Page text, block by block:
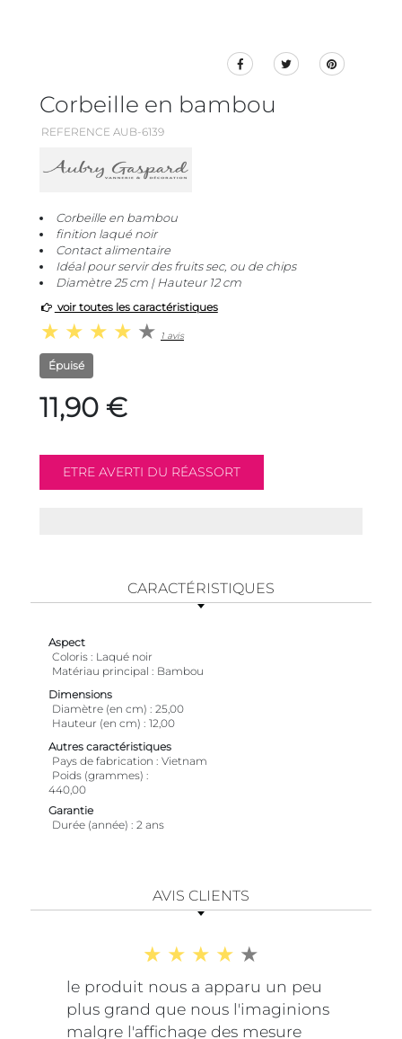
Corbeille en bambou
REFERENCE AUB-6139
Corbeille en bambou
finition laqué noir
Contact alimentaire
Idéal pour servir des fruits sec, ou de chips
Diamètre 25 cm | Hauteur 12 cm
voir toutes les caractéristiques
1 avis
Épuisé
11,90 €
CARACTÉRISTIQUES
Aspect
Coloris
Laqué noir
Matériau principal
Bambou
Dimensions
Diamètre (en cm)
25,00
Hauteur (en cm)
12,00
Autres caractéristiques
Pays de fabrication
Vietnam
Poids (grammes)
440,00
Garantie
Durée (année)
2 ans
AVIS CLIENTS
le produit nous a apparu un peu
plus grand que nous l'imaginions
malgre l'affichage des mesure